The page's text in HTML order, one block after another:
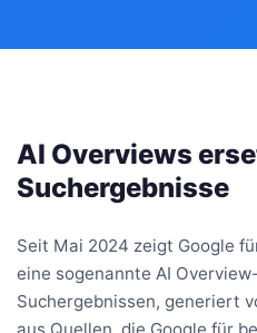
AI Overviews
Suchergebnisse
Seit Mai 2024 zeigt Google
eine sogenannte AI
Suchergebnissen, generiert